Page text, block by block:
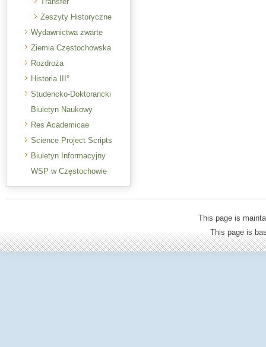
Zeszyty Historyczne
Wydawnictwa zwarte
Ziemia Częstochowska
Rozdroża
Historia III°
Studencko-Doktorancki
Biuletyn Naukowy
Res Academicae
Science Project Scripts
Biuletyn Informacyjny
WSP w Częstochowie
This page is
This page is